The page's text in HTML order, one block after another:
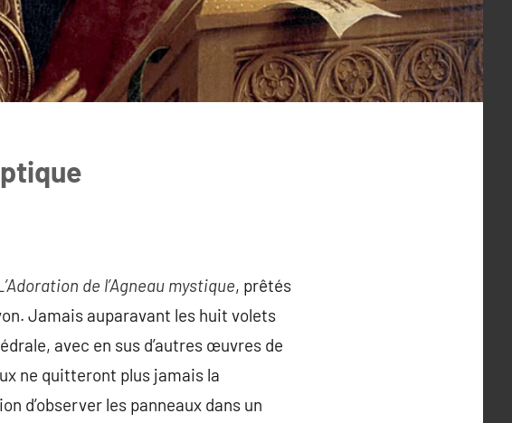
de l’Agneau mystique, prêtés
Jamais auparavant les huit volets
avec en sus d’autres œuvres de
ne quitteront plus jamais la
d’observer les panneaux dans un